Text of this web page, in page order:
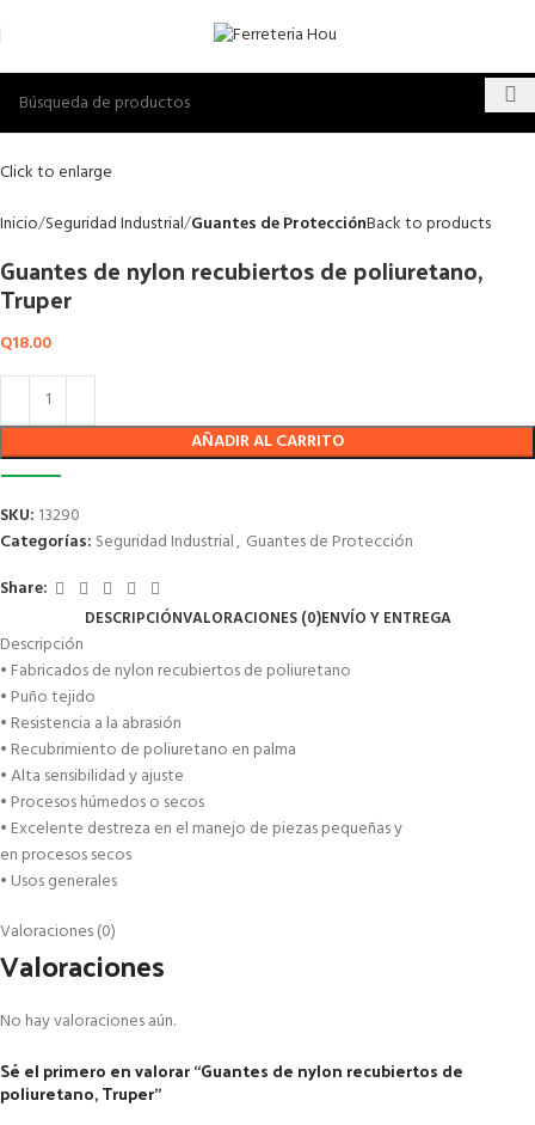
Click to enlarge
Inicio Seguridad Industrial Guantes de ProtecciónBack to products
Guantes de nylon recubiertos de poliuretano,
Truper
Q18.00
AÑADIR AL CARRITO
SKU: 13290
Categorías: Seguridad Industrial, Guantes de Protección
Share:
DESCRIPCIÓNVALORACIONES (0)ENVÍO Y ENTREGA
Descripción
• Fabricados de nylon recubiertos de poliuretano
• Puño tejido
• Resistencia a la abrasión
• Recubrimiento de poliuretano en palma
• Alta sensibilidad y ajuste
• Procesos húmedos o secos
• Excelente destreza en el manejo de piezas pequeñas y
en procesos secos
• Usos generales
Valoraciones (0)
Valoraciones
No hay valoraciones aún.
Sé el primero en valorar “Guantes de nylon recubiertos de
poliuretano, Truper”